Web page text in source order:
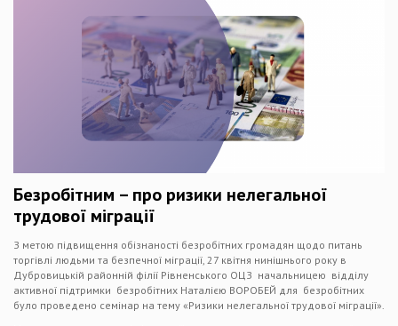
Безробітним – про ризики нелегальної
трудової міграції
З метою підвищення обізнаності безробітних громадян щодо питань
торгівлі людьми та безпечної міграції, 27 квітня нинішнього року в
Дубровицькій районній філії Рівненського ОЦЗ начальницею відділу
активної підтримки безробітних Наталією ВОРОБЕЙ для безробітних
було проведено семінар на тему «Ризики нелегальної трудової міграції».